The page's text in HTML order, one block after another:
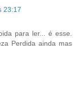
23:17
para ler... é esse.
Perdida ainda mas